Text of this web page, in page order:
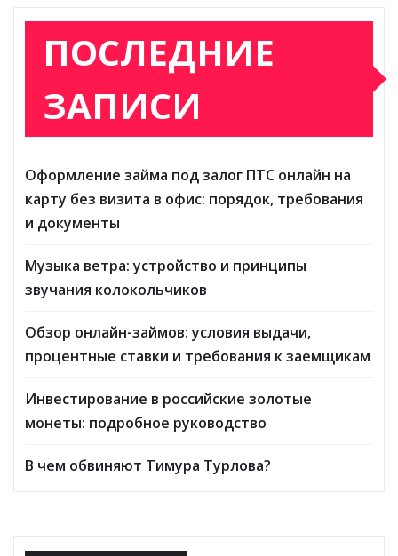
ПОСЛЕДНИЕ
ЗАПИСИ
Оформление займа под залог ПТС онлайн на
карту без визита в офис: порядок, требования
и документы
Музыка ветра: устройство и принципы
звучания колокольчиков
Обзор онлайн-займов: условия выдачи,
процентные ставки и требования к заемщикам
Инвестирование в российские золотые
монеты: подробное руководство
В чем обвиняют Тимура Турлова?